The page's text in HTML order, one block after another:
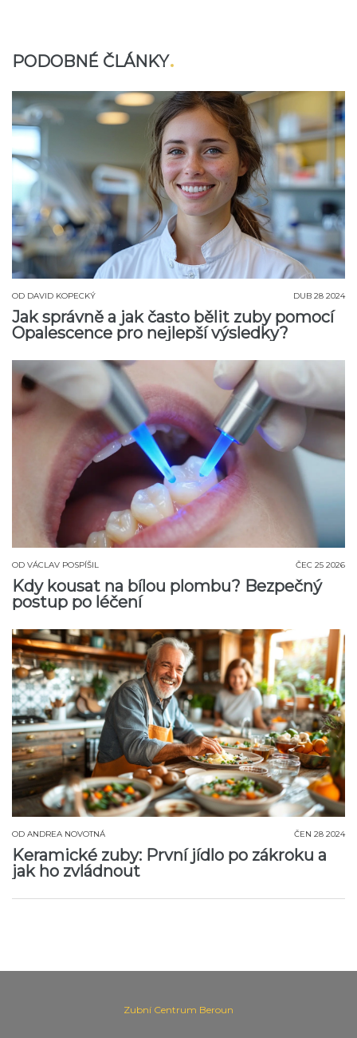
PODOBNÉ ČLÁNKY
OD DAVID KOPECKÝ DUB 28 2024
Jak správně a jak často bělit zuby pomocí
Opalescence pro nejlepší výsledky?
OD VÁCLAV POSPÍŠIL ČEC 25 2026
Kdy kousat na bílou plombu? Bezpečný
postup po léčení
OD ANDREA NOVOTNÁ ČEN 28 2024
Keramické zuby: První jídlo po zákroku a
jak ho zvládnout
Zubní Centrum Beroun